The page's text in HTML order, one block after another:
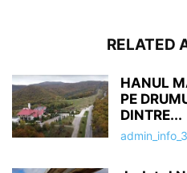
RELATED
HANUL
PE
DINTRE...
admin_info_3